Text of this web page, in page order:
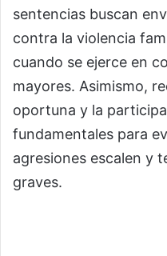
sentencias buscan
contra la violencia
cuando se ejerce en
mayores. Asimismo,
oportuna y la
fundamentales para
agresiones escalen y
graves.